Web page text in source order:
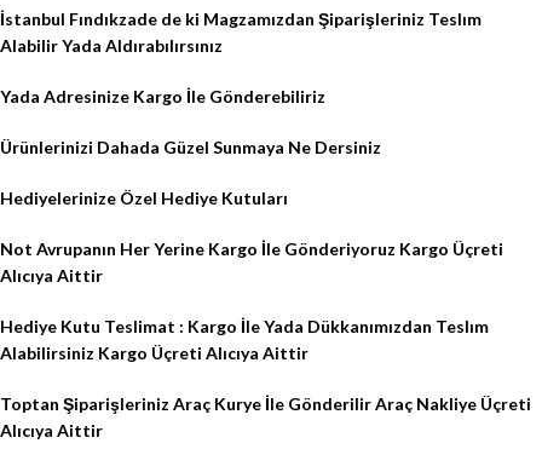
İstanbul Fındıkzade de ki Magzamızdan Şiparişleriniz Teslım
Alabilir Yada Aldırabılırsınız
Yada Adresinize Kargo İle Gönderebiliriz
Ürünlerinizi Dahada Güzel Sunmaya Ne Dersiniz
Hediyelerinize Özel Hediye Kutuları
Not Avrupanın Her Yerine Kargo İle Gönderiyoruz Kargo Üçreti
Alıcıya Aittir
Hediye Kutu Teslimat : Kargo İle Yada Dükkanımızdan Teslım
Alabilirsiniz Kargo Üçreti Alıcıya Aittir
Toptan Şiparişleriniz Araç Kurye İle Gönderilir Araç Nakliye Üçreti
Alıcıya Aittir